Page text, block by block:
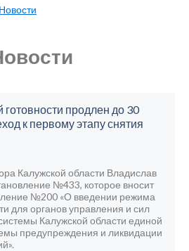
Новости
продлен до 30
к первому этапу снятия
Калужской области Владислав
№433, которое вносит
№200 «О введении режима
для органов управления и сил
Калужской области единой
предупреждения и ликвидации